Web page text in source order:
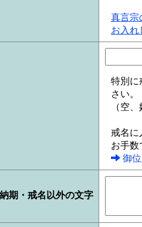
真言宗
お入れ
特別に
さい。
（空
戒名に
お手数
御
納期・戒名以外の文字